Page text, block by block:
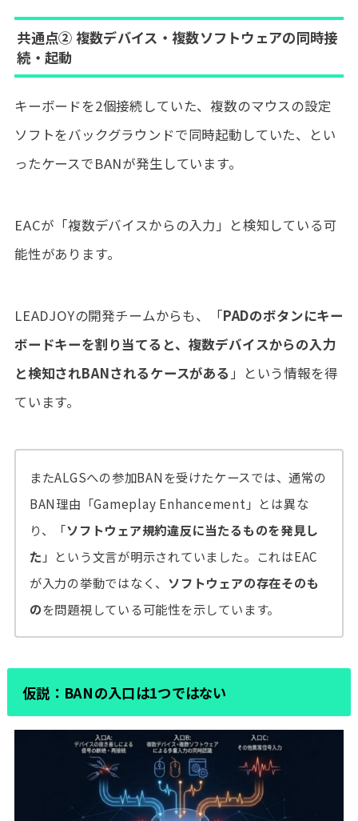
共通点② 複数デバイス・複数ソフトウェアの同時接
続・起動
キーボードを2個接続していた、複数のマウスの設定
ソフトをバックグラウンドで同時起動していた、とい
ったケースでBANが発生しています。
EACが「複数デバイスからの入力」と検知している可
能性があります。
LEADJOYの開発チームからも、「PADのボタンにキー
ボードキーを割り当てると、複数デバイスからの入力
と検知されBANされるケースがある」という情報を得
ています。
またALGSへの参加BANを受けたケースでは、通常の
BAN理由「Gameplay Enhancement」とは異な
り、「ソフトウェア規約違反に当たるものを発見し
た 」という文言が明示されていました。これはEAC
が入力の挙動ではなく、 ソフトウェアの存在そのも
のを問題視している可能性を示しています。
仮説：BANの入口は1つではない